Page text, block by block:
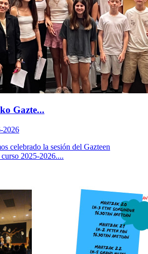
Gazte...
2026
celebrado la sesión del Gazteen
2025-2026....